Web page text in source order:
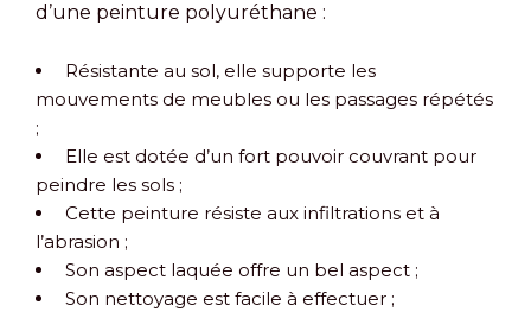
d’une peinture polyuréthane :
Résistante au sol, elle supporte les
mouvements de meubles ou les passages répétés
;
Elle est dotée d’un fort pouvoir couvrant pour
peindre les sols ;
Cette peinture résiste aux infiltrations et à
l’abrasion ;
Son aspect laquée offre un bel aspect ;
Son nettoyage est facile à effectuer ;